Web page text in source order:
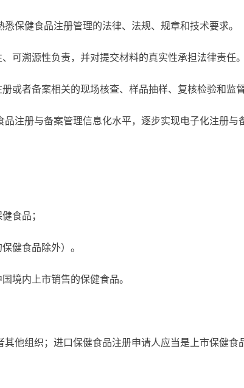
保健食品注册管理的法律、法规、规章和技术要求。
可溯源性负责，并对提交材料的真实性承担法律责任。
或者备案相关的现场核查、样品抽样、复核检验和监
注册与备案管理信息化水平，逐步实现电子化注册与
食品；
健食品除外）。
境内上市销售的保健食品。
他组织；进口保健食品注册申请人应当是上市保健食